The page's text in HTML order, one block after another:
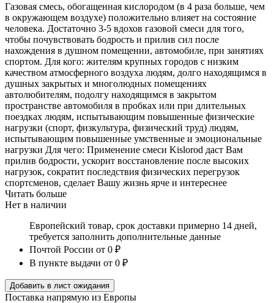
Газовая смесь, обогащенная кислородом (в 4 раза больше, чем
в окружающем воздухе) положительно влияет на состояние
человека. Достаточно 3-5 вдохов газовой смеси для того,
чтобы почувствовать бодрость и прилив сил после
нахождения в душном помещении, автомобиле, при занятиях
спортом. Для кого: жителям крупных городов с низким
качеством атмосферного воздуха людям, долго находящимся в
душных закрытых и многолюдных помещениях
автолюбителям, подолгу находящимся в закрытом
пространстве автомобиля в пробках или при длительных
поездках людям, испытывающим повышенные физические
нагрузки (спорт, физкультура, физический труд) людям,
испытывающим повышенные умственные и эмоциональные
нагрузки Для чего: Применение смеси Kislorod даст Вам
прилив бодрости, ускорит восстановление после высоких
нагрузок, сократит последствия физических перегрузок
спортсменов, сделает Вашу жизнь ярче и интереснее
Читать больше
Нет в наличии
Европейский товар, срок доставки примерно 14 дней,
требуется заполнить дополнительные данные
Почтой России от 0 ₽
В пункте выдачи от 0 ₽
Добавить в лист ожидания
Поставка напрямую из Европы